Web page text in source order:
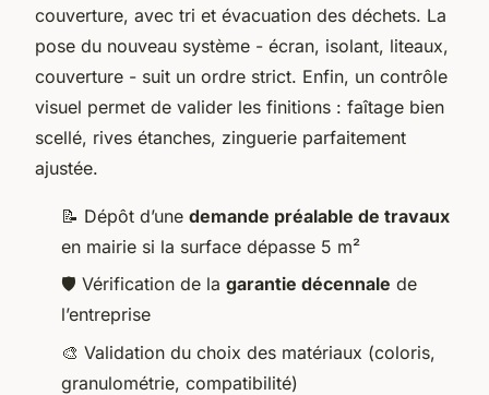
couverture, avec tri et évacuation des déchets. La
pose du nouveau système - écran, isolant, liteaux,
couverture - suit un ordre strict. Enfin, un contrôle
visuel permet de valider les finitions : faîtage bien
scellé, rives étanches, zinguerie parfaitement
ajustée.
📝 Dépôt d’une demande préalable de travaux
en mairie si la surface dépasse 5 m²
🛡️ Vérification de la garantie décennale de
l’entreprise
🎨 Validation du choix des matériaux (coloris,
granulométrie, compatibilité)